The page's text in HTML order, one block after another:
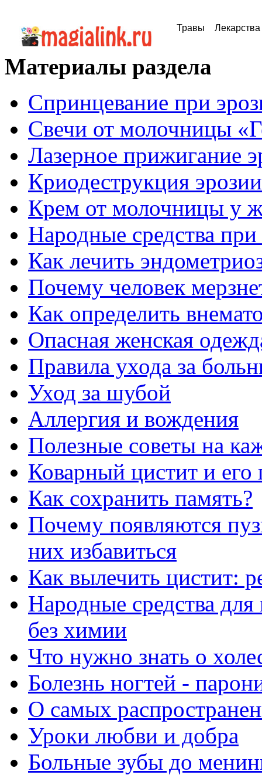
Травы Лекарства
Материалы раздела
Спринцевание при
Свечи от молочницы
Лазерное прижигание
Криодеструкция
Крем от молочницы у
Народные средства
Как лечить
Почему человек
Как определить
Опасная женская
Правила ухода за
Уход за шубой
Аллергия и вождения
Полезные советы на
Коварный цистит и его
Как сохранить память?
Почему появляются
них избавиться
Как вылечить цистит:
Народные средства
без химии
Что нужно знать о
Болезнь ногтей -
О самых
Уроки любви и добра
Больные зубы до